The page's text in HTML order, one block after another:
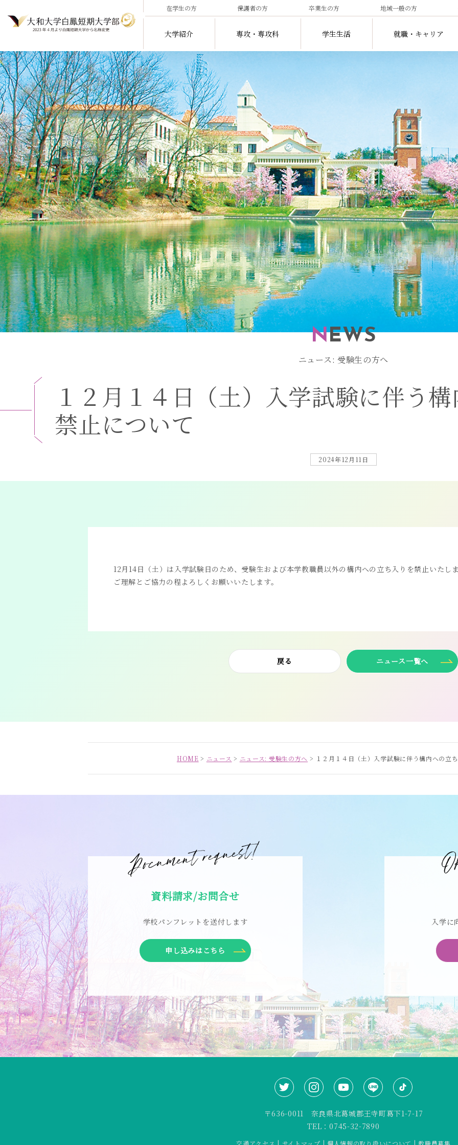
在学生の方 保護者の方 卒業生の方 地域一般の方
大学紹介 専攻・専攻科 学生生活 就職・キャリア
NEWS
ニュース: 受験生の方へ
１ ２ 月 １ ４ 日 （土） 入学試験に伴う構
禁止について
2024年12月11日
12月14日（土）は入学試験日のため、受験生および本学教職員以外の構内への立ち入りを禁止いたし
ご理解とご協力の程よろしくお願いいたします。
戻る ニュース一覧へ
HOME > ニュース > ニュース: 受験生の方へ > １２月１４日（土）入学試験に伴う構内への立
資料請求/お問合せ
学校パンフレットを送付します
申し込みはこちら
入学に
〒636-0011 奈良県北葛城郡王寺町葛下1-7-17
TEL：0745-32-7890
交通アクセス | サイトマップ | 個人情報の取り扱いについて |教職員募集